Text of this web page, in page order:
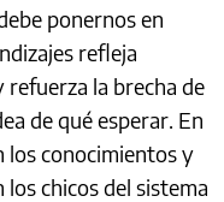
ponernos en
refleja
la brecha de
de qué esperar. En
los conocimientos y
los chicos del sistema